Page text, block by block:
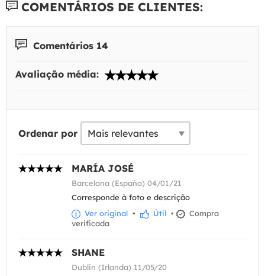
COMENTÁRIOS DE CLIENTES:
Comentários 14
Avaliação média:
Ordenar por
MARÍA JOSÉ
Barcelona (España) 04/01/21
Corresponde à foto e descrição
Ver original • Útil •
Compra
verificada
SHANE
Dublin (Irlanda) 11/05/20